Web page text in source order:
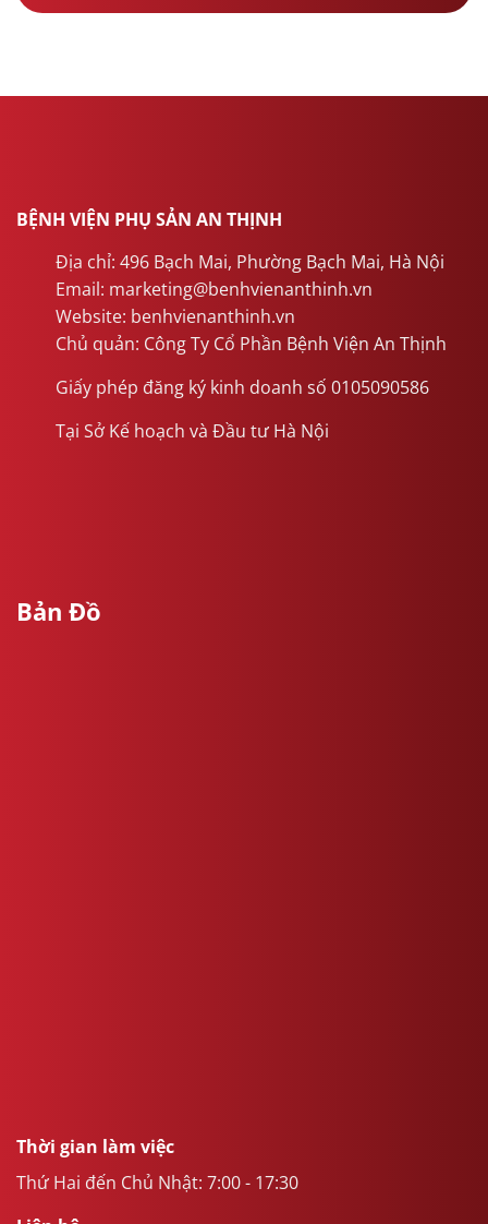
BỆNH VIỆN PHỤ SẢN AN THỊNH
Địa chỉ: 496 Bạch Mai, Phường Bạch Mai, Hà Nội
Email: marketing@benhvienanthinh.vn
Website: benhvienanthinh.vn
Chủ quản: Công Ty Cổ Phần Bệnh Viện An Thịnh
Giấy phép đăng ký kinh doanh số 0105090586
Tại Sở Kế hoạch và Đầu tư Hà Nội
Bản Đồ
Thời gian làm việc
Thứ Hai đến Chủ Nhật: 7:00 - 17:30